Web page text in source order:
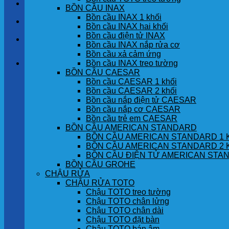
GÓC KHÁCH HÀNG
Chưa có sản phẩm trong giỏ hàng.
BỒN CẦU INAX
Bồn cầu INAX 1 khối
Bồn cầu INAX hai khối
Bồn cầu điện tử INAX
Bồn cầu INAX nắp rửa cơ
Bồn cầu xả cảm ứng
Bồn cầu INAX treo tường
BỒN CẦU CAESAR
Bồn cầu CAESAR 1 khối
Bồn cầu CAESAR 2 khối
Bồn cầu nắp điện tử CAESAR
Bồn cầu nắp cơ CAESAR
Bồn cầu trẻ em CAESAR
BỒN CẦU AMERICAN STANDARD
BỒN CẦU AMERICAN STANDARD 1
BỒN CẦU AMERICAN STANDARD 2
BỒN CẦU ĐIỆN TỬ AMERICAN
BỒN CẦU GROHE
CHẬU RỬA
CHẬU RỬA TOTO
Chậu TOTO treo tường
Chậu TOTO chân lửng
Chậu TOTO chân dài
Chậu TOTO đặt bàn